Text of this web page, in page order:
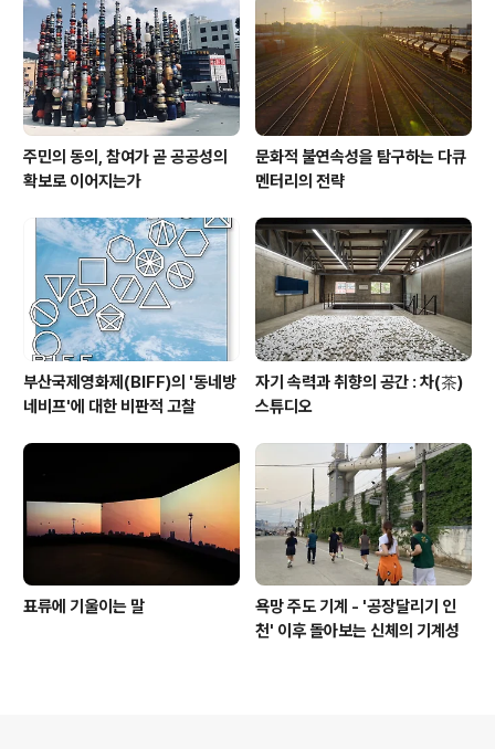
주민의 동의, 참여가 곧 공공성의
확보로 이어지는가
문화적 불연속성을 탐구하는 다큐
멘터리의 전략
부산국제영화제(BIFF)의 '동네방
네비프'에 대한 비판적 고찰
자기 속력과 취향의 공간 : 차(茶)
스튜디오
표류에 기울이는 말
욕망 주도 기계 - '공장달리기 인
천' 이후 돌아보는 신체의 기계성